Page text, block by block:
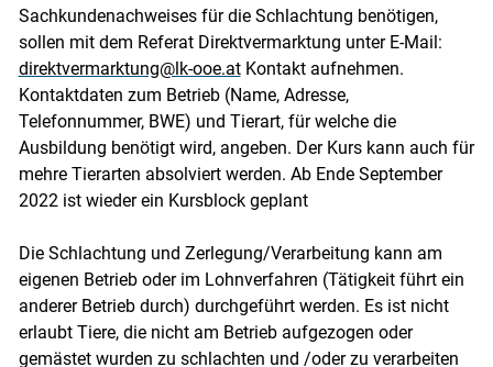
Sachkundenachweises für die Schlachtung benötigen,
sollen mit dem Referat Direktvermarktung unter E-Mail:
direktvermarktung@lk-ooe.atKontakt aufnehmen.
Kontaktdaten zum Betrieb (Name, Adresse,
Telefonnummer, BWE) und Tierart, für welche die
Ausbildung benötigt wird, angeben. Der Kurs kann auch für
mehre Tierarten absolviert werden. Ab Ende September
2022 ist wieder ein Kursblock geplant
Die Schlachtung und Zerlegung/Verarbeitung kann am
eigenen Betrieb oder im Lohnverfahren (Tätigkeit führt ein
anderer Betrieb durch) durchgeführt werden. Es ist nicht
erlaubt Tiere, die nicht am Betrieb aufgezogen oder
gemästet wurden zu schlachten und /oder zu verarbeiten